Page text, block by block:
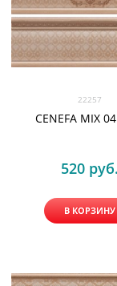
22257
CENEFA MIX
520 руб.
В КОРЗИНУ